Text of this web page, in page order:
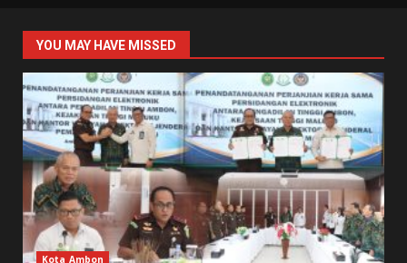
YOU MAY HAVE MISSED
Kota Ambon